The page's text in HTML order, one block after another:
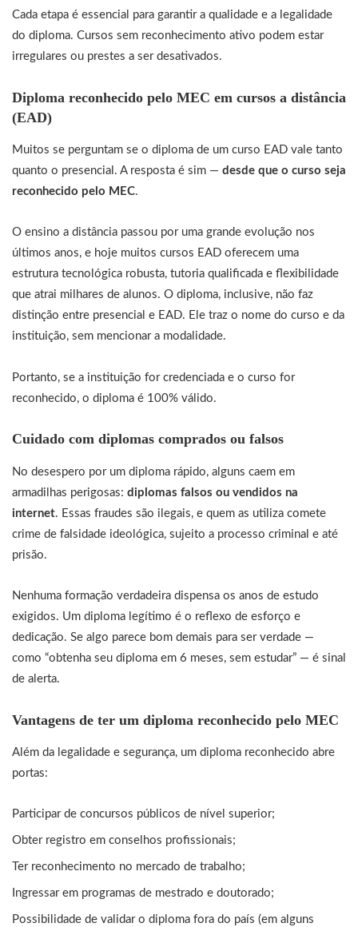
Cada etapa é essencial para garantir a qualidade e a legalidade
do diploma. Cursos sem reconhecimento ativo podem estar
irregulares ou prestes a ser desativados.
Diploma reconhecido pelo MEC em cursos a distância
(EAD)
Muitos se perguntam se o diploma de um curso EAD vale tanto
quanto o presencial. A resposta é sim — desde que o curso seja
reconhecido pelo MEC.
O ensino a distância passou por uma grande evolução nos
últimos anos, e hoje muitos cursos EAD oferecem uma
estrutura tecnológica robusta, tutoria qualificada e flexibilidade
que atrai milhares de alunos. O diploma, inclusive, não faz
distinção entre presencial e EAD. Ele traz o nome do curso e da
instituição, sem mencionar a modalidade.
Portanto, se a instituição for credenciada e o curso for
reconhecido, o diploma é 100% válido.
Cuidado com diplomas comprados ou falsos
No desespero por um diploma rápido, alguns caem em
armadilhas perigosas: diplomas falsos ou vendidos na
internet. Essas fraudes são ilegais, e quem as utiliza comete
crime de falsidade ideológica, sujeito a processo criminal e até
prisão.
Nenhuma formação verdadeira dispensa os anos de estudo
exigidos. Um diploma legítimo é o reflexo de esforço e
dedicação. Se algo parece bom demais para ser verdade —
como “obtenha seu diploma em 6 meses, sem estudar” — é sinal
de alerta.
Vantagens de ter um diploma reconhecido pelo MEC
Além da legalidade e segurança, um diploma reconhecido abre
portas:
Participar de concursos públicos de nível superior;
Obter registro em conselhos profissionais;
Ter reconhecimento no mercado de trabalho;
Ingressar em programas de mestrado e doutorado;
Possibilidade de validar o diploma fora do país (em alguns